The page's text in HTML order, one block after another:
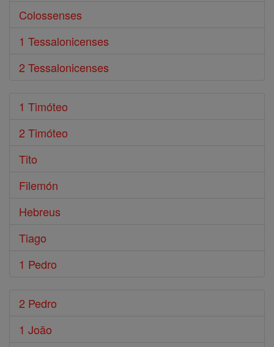
Colossenses
1 Tessalonicenses
2 Tessalonicenses
1 Timóteo
2 Timóteo
Tito
Filemón
Hebreus
Tiago
1 Pedro
2 Pedro
1 João